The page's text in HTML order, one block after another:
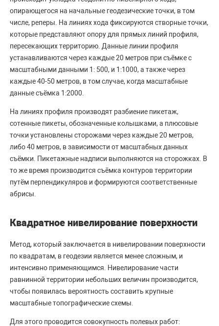
опирающегося на начальные геодезические точки, в том
числе, реперы. На линиях хода фиксируются створные точки,
которые представляют опору для прямых линий профиля,
пересекающих территорию. Данные линии профиля
устанавливаются через каждые 20 метров при съёмке с
масштабными данными 1: 500, и 1:1000, а также через
каждые 40-50 метров, в том случае, когда масштабные
данные съёмка 1:2000.
На линиях профиля производят разбиение пикетаж,
сотенные пикеты, обозначенные колышками, а плюсовые
точки установлены сторожами через каждые 20 метров,
либо 40 метров, в зависимости от масштабных данных
съёмки. Пикетажные надписи выполняются на сторожках. В
то же время производится съёмка контуров территории
путём перпендикуляров и формируются соответственные
абрисы.
Квадратное нивелирование поверхности
Метод, который заключается в нивелировании поверхности
по квадратам, в геодезии является менее сложным, и
интенсивно применяющимся. Нивелирование части
равнинной территории небольших величин производится,
чтобы появилась вероятность составить крупные
масштабные топографические схемы.
Для этого проводится совокупность полевых работ: